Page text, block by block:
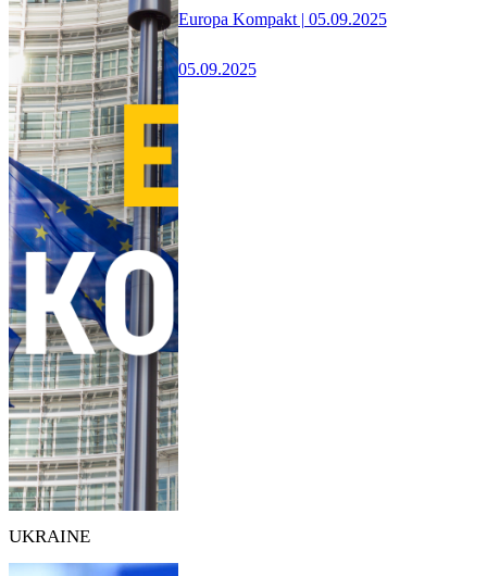
Europa Kompakt | 05.09.2025
05.09.2025
UKRAINE